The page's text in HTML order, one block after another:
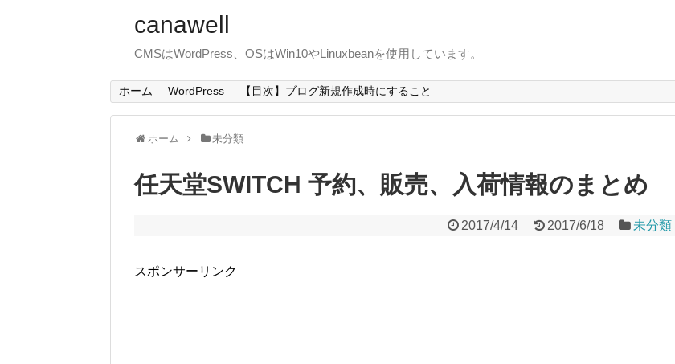
canawell
CMSはWordPress、OSはWin10やLinuxbeanを使用しています。
ホーム WordPress 【目次】ブログ新規作成時にすること
ホーム 未分類
任天堂SWITCH 予約、販売、入荷情報のまとめ
2017/4/14 2017/6/18 未分類
スポンサーリンク